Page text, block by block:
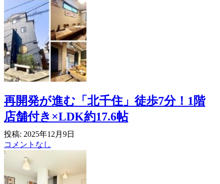
再開発が進む「北千住」徒歩7分！1階
店舗付き×LDK約17.6帖
投稿: 2025年12月9日
コメントなし